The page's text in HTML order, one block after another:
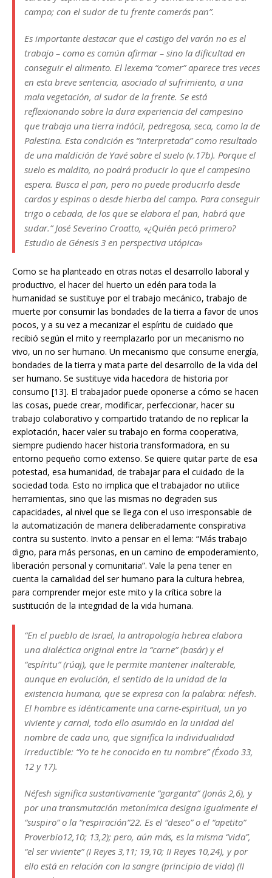
campo; con el sudor de tu frente comerás pan”.
Es importante destacar que el castigo del varón no es el
trabajo – como es común afirmar – sino la dificultad en
conseguir el alimento. El lexema “comer” aparece tres veces
en esta breve sentencia, asociado al sufrimiento, a una
mala vegetación, al sudor de la frente. Se está
reflexionando sobre la dura experiencia del campesino
que trabaja una tierra indócil, pedregosa, seca, como la de
Palestina. Esta condición es “interpretada” como resultado
de una maldición de Yavé sobre el suelo (v.17b). Porque el
suelo es maldito, no podrá producir lo que el campesino
espera. Busca el pan, pero no puede producirlo desde
cardos y espinas o desde hierba del campo. Para conseguir
trigo o cebada, de los que se elabora el pan, habrá que
sudar.” José Severino Croatto, «¿Quién pecó primero?
Estudio de Génesis 3 en perspectiva utópica»
Como se ha planteado en otras notas el desarrollo laboral y
productivo, el hacer del huerto un edén para toda la
humanidad se sustituye por el trabajo mecánico, trabajo de
muerte por consumir las bondades de la tierra a favor de unos
pocos, y a su vez a mecanizar el espíritu de cuidado que
recibió según el mito y reemplazarlo por un mecanismo no
vivo, un no ser humano. Un mecanismo que consume energía,
bondades de la tierra y mata parte del desarrollo de la vida del
ser humano. Se sustituye vida hacedora de historia por
consumo [13]. El trabajador puede oponerse a cómo se hacen
las cosas, puede crear, modificar, perfeccionar, hacer su
trabajo colaborativo y compartido tratando de no replicar la
explotación, hacer valer su trabajo en forma cooperativa,
siempre pudiendo hacer historia transformadora, en su
entorno pequeño como extenso. Se quiere quitar parte de esa
potestad, esa humanidad, de trabajar para el cuidado de la
sociedad toda. Esto no implica que el trabajador no utilice
herramientas, sino que las mismas no degraden sus
capacidades, al nivel que se llega con el uso irresponsable de
la automatización de manera deliberadamente conspirativa
contra su sustento. Invito a pensar en el lema: “Más trabajo
digno, para más personas, en un camino de empoderamiento,
liberación personal y comunitaria”. Vale la pena tener en
cuenta la carnalidad del ser humano para la cultura hebrea,
para comprender mejor este mito y la crítica sobre la
sustitución de la integridad de la vida humana.
“En el pueblo de Israel, la antropología hebrea elabora
una dialéctica original entre la “carne” (basár) y el
“espíritu” (rúaj), que le permite mantener inalterable,
aunque en evolución, el sentido de la unidad de la
existencia humana, que se expresa con la palabra: néfesh.
El hombre es idénticamente una carne-espiritual, un yo
viviente y carnal, todo ello asumido en la unidad del
nombre de cada uno, que significa la individualidad
irreductible: “Yo te he conocido en tu nombre” (Éxodo 33,
12 y 17).
Néfesh significa sustantivamente “garganta” (Jonás 2,6), y
por una transmutación metonímica designa igualmente el
“suspiro” o la “respiración”22. Es el “deseo” o el “apetito”
Proverbio12,10; 13,2); pero, aún más, es la misma “vida”,
“el ser viviente” (I Reyes 3,11; 19,10; II Reyes 10,24), y por
ello está en relación con la sangre (principio de vida) (II